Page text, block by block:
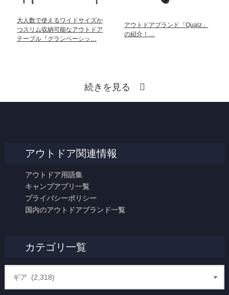
大人数で使えるワイドサイズか
つスリム収納可能なアウトドア
テーブル『グランベーシッ…
アウトドアブランド「Qualz」
の紹介！…
続きを見る
アウトドア関連情報
アウトドア用語集
キャンプアプリ一覧
プライバシーポリシー
国内のアウトドアブランド一覧
カテゴリ一覧